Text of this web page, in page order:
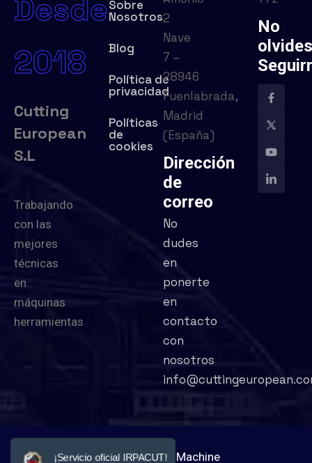
Desde
2018
Cutting
European
S.L
Trabajando
con las
mejores
técnicas
en
máquinas
herramientas
Sobre
Nosotros
Blog
Política de
privacidad
Políticas
de
cookies
2
Nave
7 –
28946
Fuenlabrada,
Madrid
(España)
Dirección
de
correo
No
dudes
en
ponerte
en
contacto
con
nosotros
No
©2026Cutting Machine
¡Servicio oficial IRPACUT!